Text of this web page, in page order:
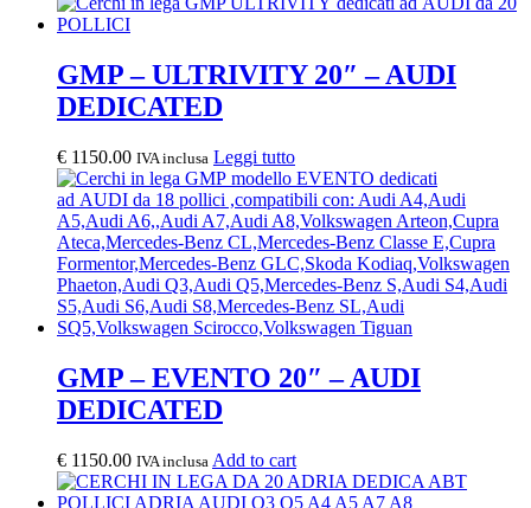
GMP – ULTRIVITY 20″ – AUDI
DEDICATED
€ 1150.00 IVA inclusa Leggi tutto
GMP – EVENTO 20″ – AUDI
DEDICATED
€ 1150.00 IVA inclusa Add to cart